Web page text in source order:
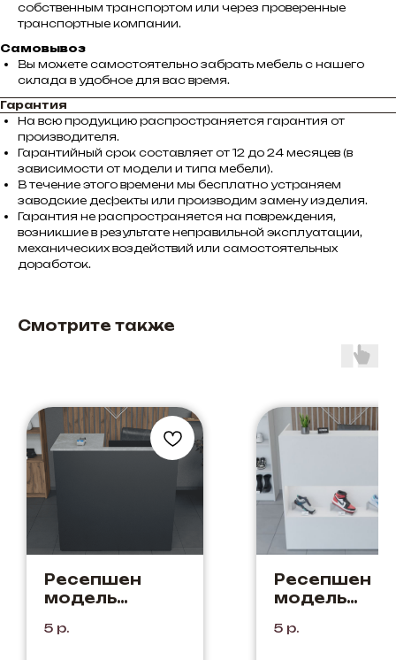
собственным транспортом или через проверенные
транспортные компании.
Самовывоз
Вы можете самостоятельно забрать мебель с нашего
склада в удобное для вас время.
Гарантия
На всю продукцию распространяется гарантия от
производителя.
Гарантийный срок составляет от 12 до 24 месяцев (в
зависимости от модели и типа мебели).
В течение этого времени мы бесплатно устраняем
заводские дефекты или производим замену изделия.
Гарантия не распространяется на повреждения,
возникшие в результате неправильной эксплуатации,
механических воздействий или самостоятельных
доработок.
Смотрите также
Ресепшен
модель
стол №1"
5 р.
Ресепшен
модель
Белый
5 р.